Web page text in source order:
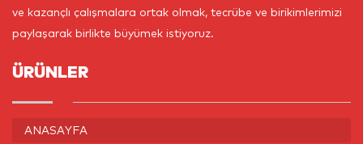
ve kazançlı çalışmalara ortak olmak, tecrübe ve birikimlerimizi
paylaşarak birlikte büyümek istiyoruz.
ÜRÜNLER
ANASAYFA